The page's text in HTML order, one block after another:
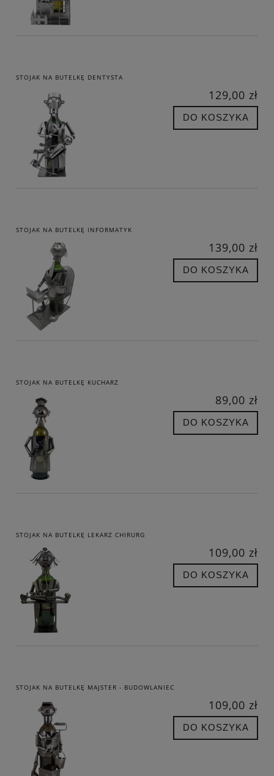
STOJAK NA BUTELKĘ DENTYSTA
129,00 zł
DO KOSZYKA
STOJAK NA BUTELKĘ INFORMATYK
139,00 zł
DO KOSZYKA
STOJAK NA BUTELKĘ KUCHARZ
89,00 zł
DO KOSZYKA
STOJAK NA BUTELKĘ LEKARZ CHIRURG
109,00 zł
DO KOSZYKA
STOJAK NA BUTELKĘ MAJSTER - BUDOWLANIEC
109,00 zł
DO KOSZYKA